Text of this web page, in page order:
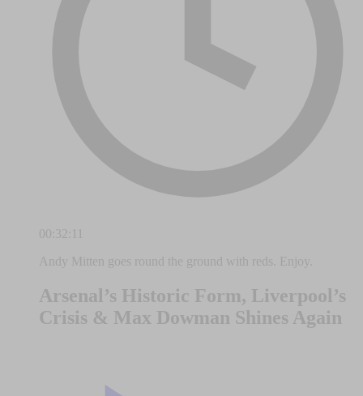
00:32:11
Andy Mitten goes round the ground with reds. Enjoy.
Arsenal’s Historic Form, Liverpool’s
Crisis & Max Dowman Shines Again